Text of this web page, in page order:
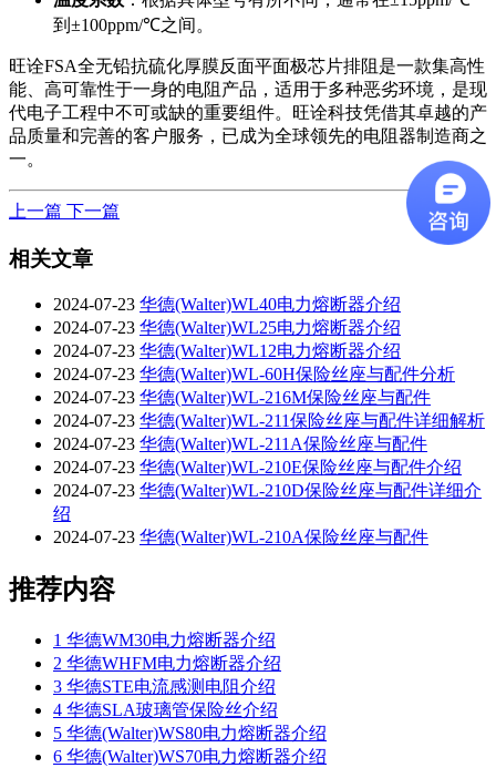
到±100ppm/℃之间。
旺诠FSA全无铅抗硫化厚膜反面平面极芯片排阻是一款集高性
能、高可靠性于一身的电阻产品，适用于多种恶劣环境，是现
代电子工程中不可或缺的重要组件。旺诠科技凭借其卓越的产
品质量和完善的客户服务，已成为全球领先的电阻器制造商之
一。
上一篇 下一篇
相关文章
2024-07-23 华德(Walter)WL40电力熔断器介绍
2024-07-23 华德(Walter)WL25电力熔断器介绍
2024-07-23 华德(Walter)WL12电力熔断器介绍
2024-07-23 华德(Walter)WL-60H保险丝座与配件分析
2024-07-23 华德(Walter)WL-216M保险丝座与配件
2024-07-23 华德(Walter)WL-211保险丝座与配件详细解析
2024-07-23 华德(Walter)WL-211A保险丝座与配件
2024-07-23 华德(Walter)WL-210E保险丝座与配件介绍
2024-07-23 华德(Walter)WL-210D保险丝座与配件详细介
绍
2024-07-23 华德(Walter)WL-210A保险丝座与配件
推荐内容
1 华德WM30电力熔断器介绍
2 华德WHFM电力熔断器介绍
3 华德STE电流感测电阻介绍
4 华德SLA玻璃管保险丝介绍
5 华德(Walter)WS80电力熔断器介绍
6 华德(Walter)WS70电力熔断器介绍